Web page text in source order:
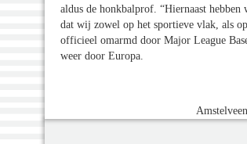
aldus de honkbalprof. “Hiernaast hebben
dat wij zowel op het sportieve vlak, als
officieel omarmd door Major League
weer door Europa.